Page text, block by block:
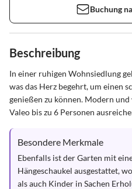
Buchung
Beschreibung
In einer ruhigen Wohnsiedlung
was das Herz begehrt, um einen
genießen zu können. Modern
Valeo bis zu 6 Personen
Besondere Merkmale
Ebenfalls ist der Garten mit
Hängeschaukel ausgestattet,
als auch Kinder in Sachen